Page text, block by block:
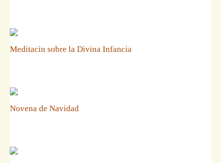
Meditacin sobre la Divina Infancia
Novena de Navidad